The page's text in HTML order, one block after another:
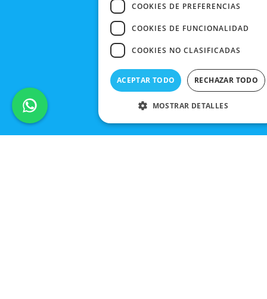
COOKIES DE PREFERENCIAS
COOKIES DE FUNCIONALIDAD
COOKIES NO CLASIFICADAS
ACEPTAR TODO RECHAZAR TODO
MOSTRAR DETALLES